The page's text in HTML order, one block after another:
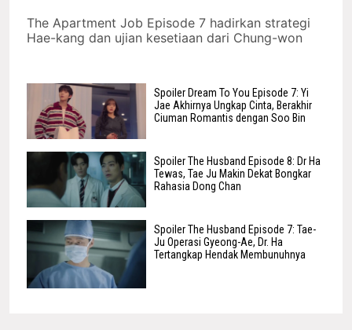
The Apartment Job Episode 7 hadirkan strategi
Hae-kang dan ujian kesetiaan dari Chung-won
Spoiler Dream To You Episode 7: Yi
Jae Akhirnya Ungkap Cinta, Berakhir
Ciuman Romantis dengan Soo Bin
Spoiler The Husband Episode 8: Dr Ha
Tewas, Tae Ju Makin Dekat Bongkar
Rahasia Dong Chan
Spoiler The Husband Episode 7: Tae-
Ju Operasi Gyeong-Ae, Dr. Ha
Tertangkap Hendak Membunuhnya